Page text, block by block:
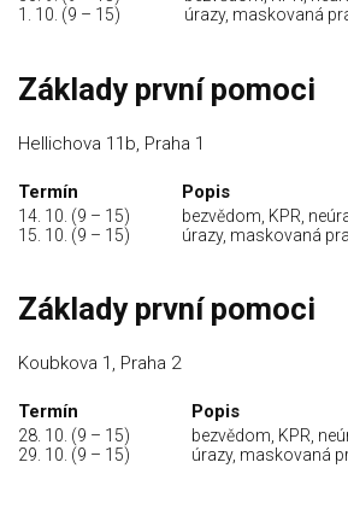
1. 10. (9 – 15)
úrazy, maskovaná
Základy první pomoci
Hellichova 11b, Praha 1
Termín Popis
14. 10. (9 – 15)
bezvědom, KPR,
15. 10. (9 – 15)
úrazy, maskovaná
Základy první pomoci
Koubkova 1, Praha 2
Termín Popis
28. 10. (9 – 15)
bezvědom, KPR,
29. 10. (9 – 15)
úrazy, maskovaná